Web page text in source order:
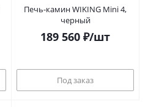
Печь-камин WIKING Mini 4,
черный
189 560 ₽/шт
Под заказ